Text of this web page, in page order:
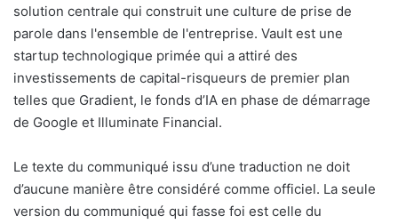
solution centrale qui construit une culture de prise de
parole dans l'ensemble de l'entreprise. Vault est une
startup technologique primée qui a attiré des
investissements de capital-risqueurs de premier plan
telles que Gradient, le fonds d’IA en phase de démarrage
de Google et Illuminate Financial.
Le texte du communiqué issu d’une traduction ne doit
d’aucune manière être considéré comme officiel. La seule
version du communiqué qui fasse foi est celle du